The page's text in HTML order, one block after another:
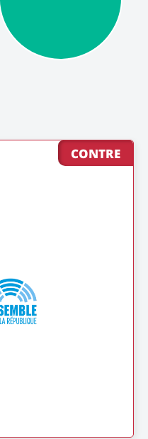
CONTRE